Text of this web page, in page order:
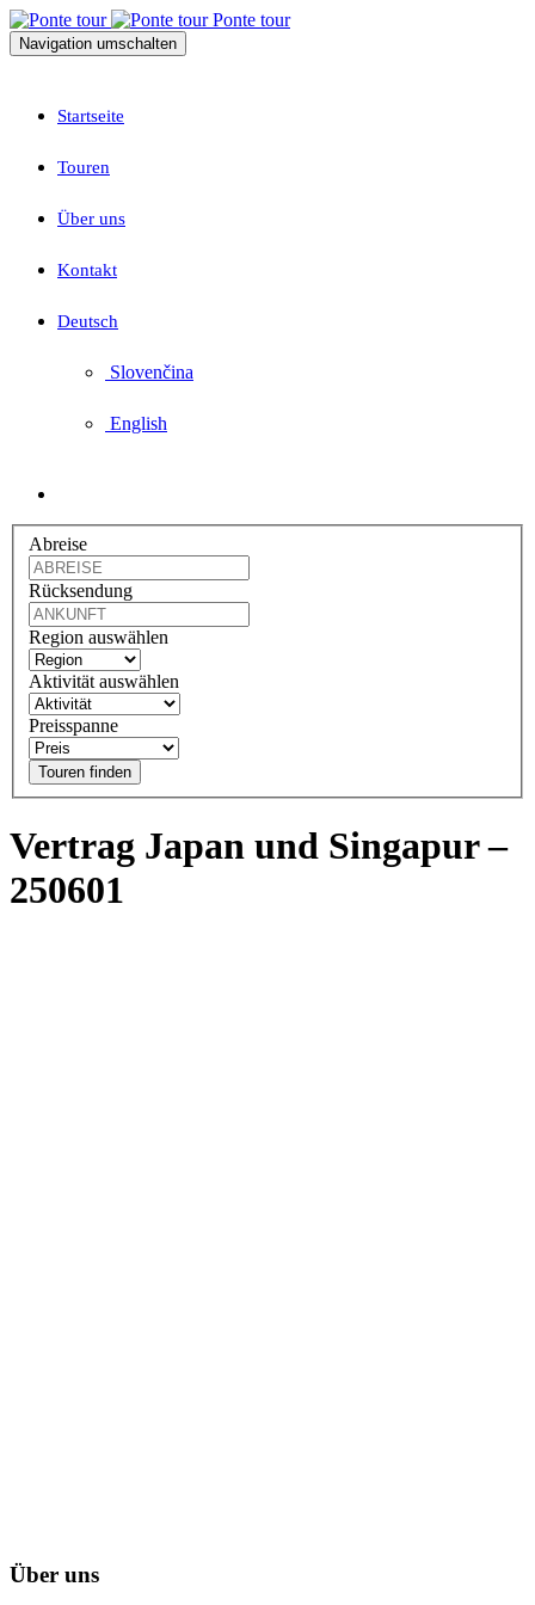
Ponte tour
Navigation umschalten
Startseite
Touren
Über uns
Kontakt
Deutsch
Slovenčina
English
Abreise
Rücksendung
Region auswählen
Aktivität auswählen
Preisspanne
Touren finden
Vertrag Japan und Singapur –
250601
Über uns